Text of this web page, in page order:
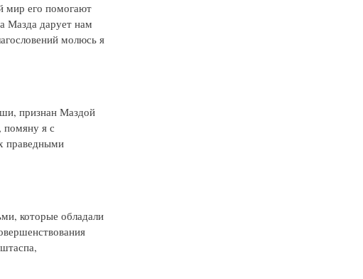
мир его помогают
Мазда дарует нам
молюсь я
признан Маздой
я с
праведными
которые обладали